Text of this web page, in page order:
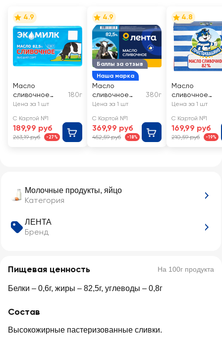
Молочные продукты, яйцо
Категория
ЛЕНТА
Бренд
Пищевая ценность На 100г продукта
Белки – 0,6г, жиры – 82,5г, углеводы – 0,8г
Состав
Высокожирные пастеризованные сливки.
4.9
Масло
сливочное
ЭКОМИЛК
сорт, без змж
180г
Цена за 1 шт
С Картой №1
189,99 руб
263,19 руб -27%
Баллы за отзыв
Наша марка
4.9
Масло
сливочное
ЛЕНТА высший
ГОСТ, без змж
380г
Цена за 1 шт
С Картой №1
369,99 руб
452,59 руб -18%
4.8
Масло
сливочное
сорт, без змж
Цена за 1 шт
С Картой №1
169,99 руб
210,59 руб -19%